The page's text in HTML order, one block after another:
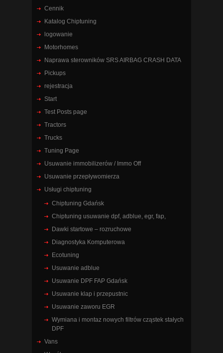
Cennik
Katalog Chiptuning
logowanie
Motorhomes
Naprawa sterowników SRS AIRBAG CRASH DATA
Pickups
rejestracja
Start
Test Posts page
Tractors
Trucks
Tuning Page
Usuwanie immobilizerów / Immo Off
Usuwanie przepływomierza
Usługi chiptuning
Chiptuning Gdańsk
Chiptuning usuwanie dpf, adblue, egr, fap,
Dawki startowe – rozruchowe
Diagnostyka Komputerowa
Ecotuning
Usuwanie adblue
Usuwanie DPF FAP Gdańsk
Usuwanie klap i przepustnic
Usuwanie zaworu EGR
Wymiana i montaz nowych filtrów cząstek stałych
DPF
Vans